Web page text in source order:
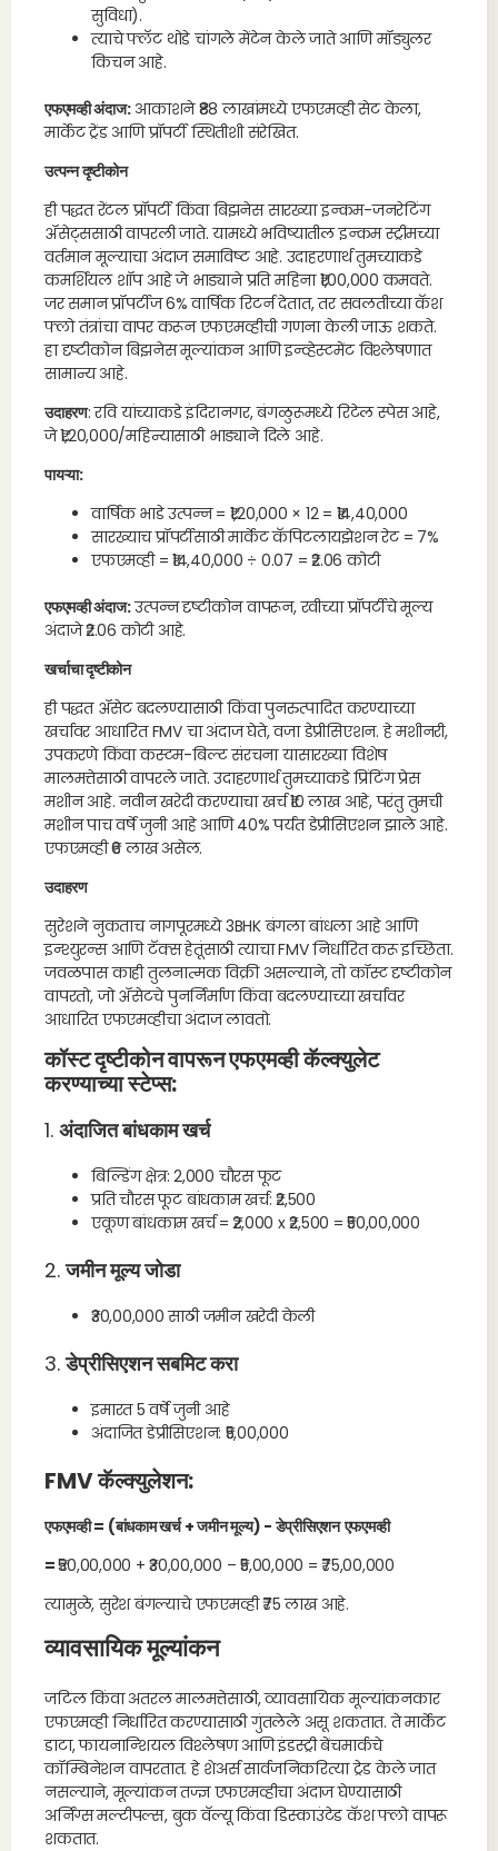
सुविधा).
त्याचे फ्लॅट थोडे चांगले मेंटेन केले जाते आणि मॉड्युलर
किचन आहे.
एफएमव्ही अंदाज:आकाशने ₹88 लाखांमध्ये एफएमव्ही सेट केला,
मार्केट ट्रेंड आणि प्रॉपर्टी स्थितीशी संरेखित.
उत्पन्न दृष्टीकोन
ही पद्धत रेंटल प्रॉपर्टी किंवा बिझनेस सारख्या इन्कम-जनरेटिंग
ॲसेट्ससाठी वापरली जाते. यामध्ये भविष्यातील इन्कम स्ट्रीमच्या
वर्तमान मूल्याचा अंदाज समाविष्ट आहे. उदाहरणार्थ तुमच्याकडे
कमर्शियल शॉप आहे जे भाड्याने प्रति महिना ₹1,00,000 कमवते.
जर समान प्रॉपर्टीज 6% वार्षिक रिटर्न देतात, तर सवलतीच्या कॅश
फ्लो तंत्रांचा वापर करून एफएमव्हीची गणना केली जाऊ शकते.
हा दृष्टीकोन बिझनेस मूल्यांकन आणि इन्व्हेस्टमेंट विश्लेषणात
सामान्य आहे.
उदाहरण: रवि यांच्याकडे इंदिरानगर, बंगळुरूमध्ये रिटेल स्पेस आहे,
जे ₹1,20,000/महिन्यासाठी भाड्याने दिले आहे.
पायऱ्या:
वार्षिक भाडे उत्पन्न = ₹1,20,000 × 12 = ₹14,40,000
सारख्याच प्रॉपर्टीसाठी मार्केट कॅपिटलायझेशन रेट = 7%
एफएमव्ही = ₹14,40,000 ÷ 0.07 = ₹2.06 कोटी
एफएमव्ही अंदाज:उत्पन्न दृष्टीकोन वापरून, रवीच्या प्रॉपर्टीचे मूल्य
अंदाजे ₹2.06 कोटी आहे.
खर्चाचा दृष्टीकोन
ही पद्धत ॲसेट बदलण्यासाठी किंवा पुनरुत्पादित करण्याच्या
खर्चावर आधारित FMV चा अंदाज घेते, वजा डेप्रीसिएशन. हे मशीनरी,
उपकरणे किंवा कस्टम-बिल्ट संरचना यासारख्या विशेष
मालमत्तेसाठी वापरले जाते. उदाहरणार्थ तुमच्याकडे प्रिंटिंग प्रेस
मशीन आहे. नवीन खरेदी करण्याचा खर्च ₹10 लाख आहे, परंतु तुमची
मशीन पाच वर्षे जुनी आहे आणि 40% पर्यंत डेप्रीसिएशन झाले आहे.
एफएमव्ही ₹6 लाख असेल.
उदाहरण
सुरेशने नुकताच नागपूरमध्ये 3BHK बंगला बांधला आहे आणि
इन्श्युरन्स आणि टॅक्स हेतूंसाठी त्याचा FMV निर्धारित करू इच्छिता.
जवळपास काही तुलनात्मक विक्री असल्याने, तो कॉस्ट दृष्टीकोन
वापरतो, जो ॲसेटचे पुनर्निर्माण किंवा बदलण्याच्या खर्चावर
आधारित एफएमव्हीचा अंदाज लावतो.
कॉस्ट दृष्टीकोन वापरून एफएमव्ही कॅल्क्युलेट
करण्याच्या स्टेप्स:
1. अंदाजित बांधकाम खर्च
बिल्डिंग क्षेत्र: 2,000 चौरस फूट
प्रति चौरस फूट बांधकाम खर्च: ₹2,500
एकूण बांधकाम खर्च = ₹2,000 x ₹2,500 = ₹50,00,000
2.जमीन मूल्य जोडा
₹30,00,000 साठी जमीन खरेदी केली
3.डेप्रीसिएशन सबमिट करा
इमारत 5 वर्षे जुनी आहे
अंदाजित डेप्रीसिएशन: ₹5,00,000
FMV कॅल्क्युलेशन:
एफएमव्ही = (बांधकाम खर्च + जमीन मूल्य) - डेप्रीसिएशनएफएमव्ही
=₹50,00,000 + ₹30,00,000 – ₹5,00,000 = ₹75,00,000
त्यामुळे, सुरेश बंगल्याचे एफएमव्ही ₹75 लाख आहे.
व्यावसायिक मूल्यांकन
जटिल किंवा अतरल मालमत्तेसाठी, व्यावसायिक मूल्यांकनकार
एफएमव्ही निर्धारित करण्यासाठी गुंतलेले असू शकतात. ते मार्केट
डाटा, फायनान्शियल विश्लेषण आणि इंडस्ट्री बेंचमार्कचे
कॉम्बिनेशन वापरतात. हे शेअर्स सार्वजनिकरित्या ट्रेड केले जात
नसल्याने, मूल्यांकन तज्ज्ञ एफएमव्हीचा अंदाज घेण्यासाठी
अर्निंग्स मल्टीपल्स, बुक वॅल्यू किंवा डिस्काउंटेड कॅश फ्लो वापरू
शकतात.